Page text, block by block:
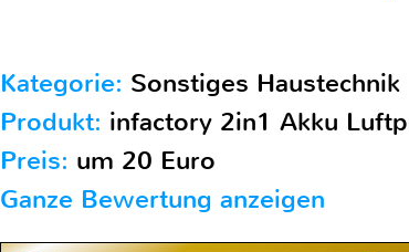
Kategorie: Sonstiges Haustechnik
Produkt: infactory 2in1 Akku
Preis: um 20 Euro
Ganze Bewertung anzeigen